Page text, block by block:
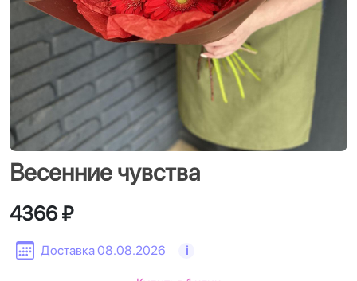
Весенние чувства
Доставка 08.08.2026 i
4366 ₽